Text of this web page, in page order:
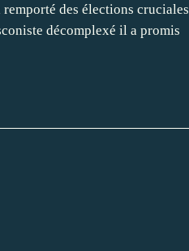
des élections cruciales
décomplexé il a promis